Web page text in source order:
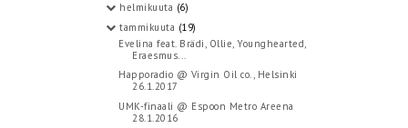
helmikuuta (6)
tammikuuta (19)
Evelina feat. Brädi, Ollie, Younghearted,
Eraesmus...
Happoradio @ Virgin Oil co., Helsinki
26.1.2017
UMK-finaali @ Espoon Metro Areena
28.1.2016